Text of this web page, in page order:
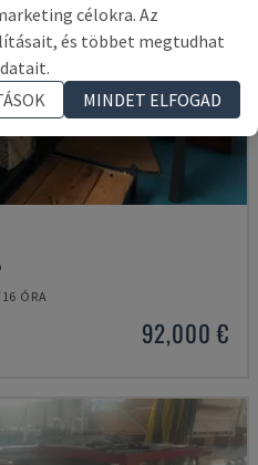
ÓRA
92,000 €
célokra. Az
és többet megtudhat
MINDET ELFOGAD